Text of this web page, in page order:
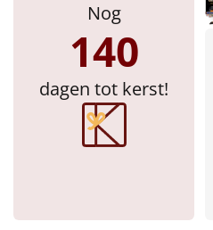
Nog
140
dagen tot kerst!